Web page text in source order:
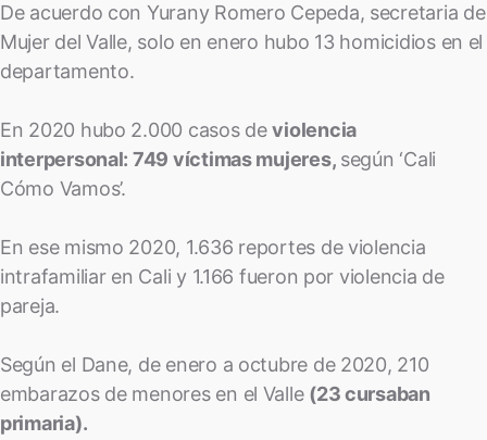
De acuerdo con Yurany Romero Cepeda, secretaria de
Mujer del Valle, solo en enero hubo 13 homicidios en el
departamento.
En 2020 hubo 2.000 casos deviolencia
interpersonal: 749 víctimas mujeres, según ‘Cali
Cómo Vamos’.
En ese mismo 2020, 1.636 reportes de violencia
intrafamiliar en Cali y 1.166 fueron por violencia de
pareja.
Según el Dane, de enero a octubre de 2020, 210
embarazos de menores en el Valle (23 cursaban
primaria).